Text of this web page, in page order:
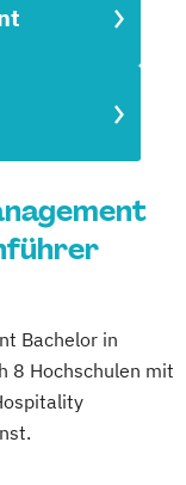
Bachelor in
8 Hochschulen mit